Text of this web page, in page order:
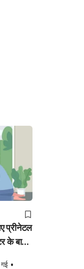
प्रीनेटल
के बाद
गई •